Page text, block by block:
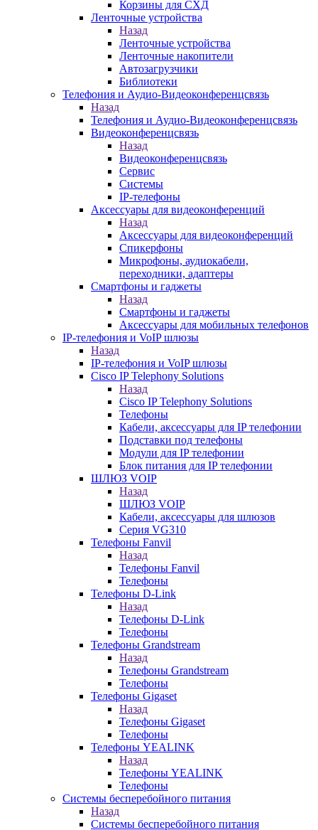
Корзины для СХД
Ленточные устройства
Назад
Ленточные устройства
Ленточные накопители
Автозагрузчики
Библиотеки
Телефония и Аудио-Видеоконференцсвязь
Назад
Телефония и Аудио-Видеоконференцсвязь
Видеоконференцсвязь
Назад
Видеоконференцсвязь
Сервис
Системы
IP-телефоны
Аксессуары для видеоконференций
Назад
Аксессуары для видеоконференций
Спикерфоны
Микрофоны, аудиокабели,
переходники, адаптеры
Смартфоны и гаджеты
Назад
Смартфоны и гаджеты
Аксессуары для мобильных телефонов
IP-телефония и VoIP шлюзы
Назад
IP-телефония и VoIP шлюзы
Cisco IP Telephony Solutions
Назад
Cisco IP Telephony Solutions
Телефоны
Кабели, аксессуары для IP телефонии
Подставки под телефоны
Модули для IP телефонии
Блок питания для IP телефонии
ШЛЮЗ VOIP
Назад
ШЛЮЗ VOIP
Кабели, аксессуары для шлюзов
Серия VG310
Телефоны Fanvil
Назад
Телефоны Fanvil
Телефоны
Телефоны D-Link
Назад
Телефоны D-Link
Телефоны
Телефоны Grandstream
Назад
Телефоны Grandstream
Телефоны
Телефоны Gigaset
Назад
Телефоны Gigaset
Телефоны
Телефоны YEALINK
Назад
Телефоны YEALINK
Телефоны
Системы бесперебойного питания
Назад
Системы бесперебойного питания